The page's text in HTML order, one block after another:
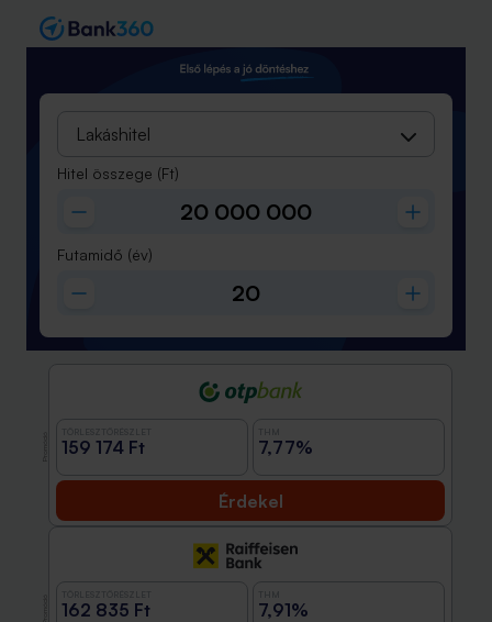
Lakáshitel
Hitel összege (Ft)
Futamidő (év)
159 174 Ft 7,77%
Érdekel
162 835 Ft 7,91%